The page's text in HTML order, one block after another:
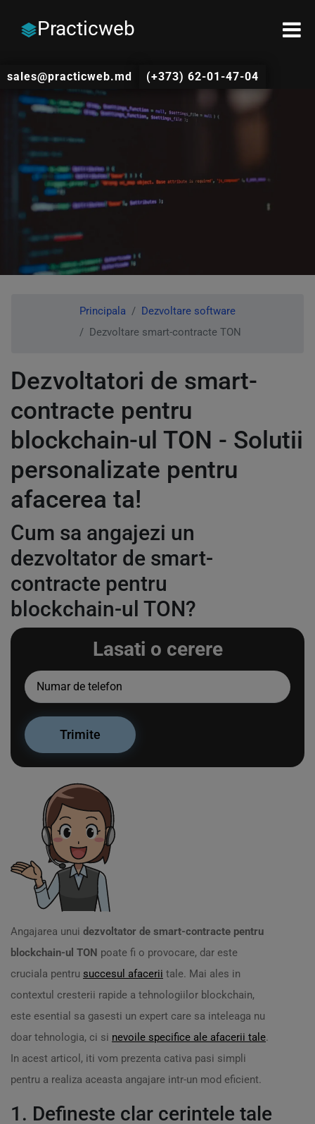
Practicweb
sales@practicweb.md (+373) 62-01-47-04
Principala
Dezvoltare software
Dezvoltare smart-contracte TON
Dezvoltatori de smart-
contracte pentru
blockchain-ul TON - Solutii
personalizate pentru
afacerea ta!
Cum sa angajezi un
dezvoltator de smart-
contracte pentru
blockchain-ul TON?
Lasati o cerere
Angajarea unui dezvoltator de smart-contracte pentru
blockchain-ul TON poate fi o provocare, dar este
cruciala pentru succesul afacerii tale. Mai ales in
contextul cresterii rapide a tehnologiilor blockchain,
este esential sa gasesti un expert care sa inteleaga nu
doar tehnologia, ci si nevoile specifice ale afacerii tale.
In acest articol, iti vom prezenta cativa pasi simpli
pentru a realiza aceasta angajare intr-un mod eficient.
1. Defineste clar cerintele tale